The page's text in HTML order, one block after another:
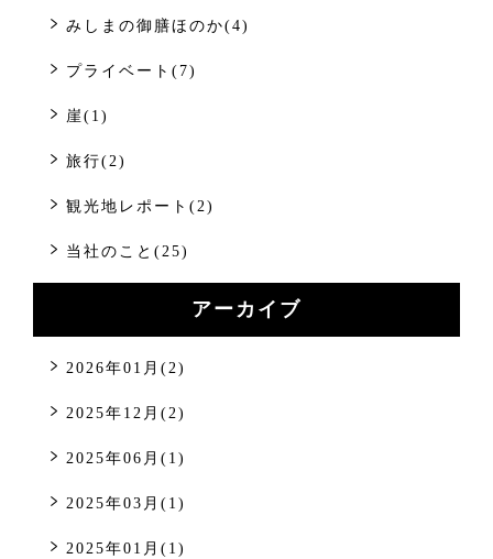
みしまの御膳ほのか(4)
プライベート(7)
崖(1)
旅行(2)
観光地レポート(2)
当社のこと(25)
アーカイブ
2026年01月(2)
2025年12月(2)
2025年06月(1)
2025年03月(1)
2025年01月(1)